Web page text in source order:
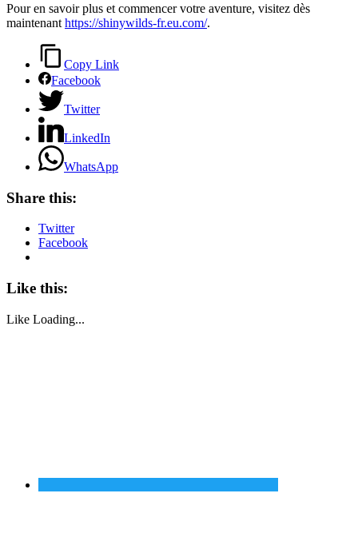
Pour en savoir plus et commencer votre aventure, visitez dès
maintenant https://shinywilds-fr.eu.com/.
Copy Link
Facebook
Twitter
LinkedIn
WhatsApp
Share this:
Twitter
Facebook
Like this:
Like Loading...